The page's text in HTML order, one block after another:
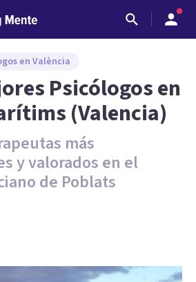
en València
Psicólogos en
(Valencia)
más
y valorados en el
de Poblats